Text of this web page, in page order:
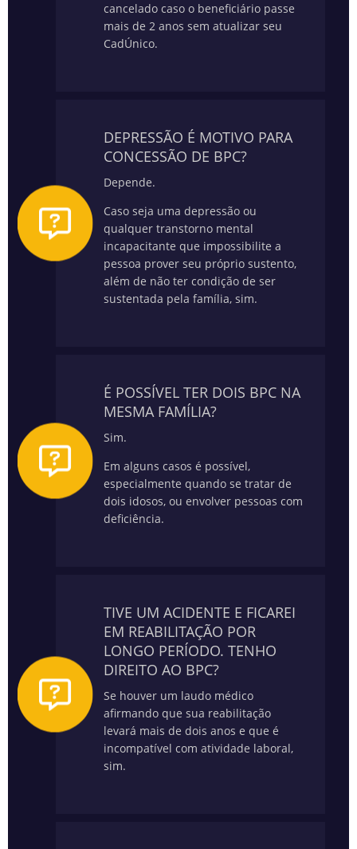
cancelado caso o beneficiário passe
mais de 2 anos sem atualizar seu
CadÚnico.
DEPRESSÃO É MOTIVO PARA
CONCESSÃO DE BPC?
Depende.
Caso seja uma depressão ou
qualquer transtorno mental
incapacitante que impossibilite a
pessoa prover seu próprio sustento,
além de não ter condição de ser
sustentada pela família, sim.
É POSSÍVEL TER DOIS BPC NA
MESMA FAMÍLIA?
Sim.
Em alguns casos é possível,
especialmente quando se tratar de
dois idosos, ou envolver pessoas com
deficiência.
TIVE UM ACIDENTE E FICAREI
EM REABILITAÇÃO POR
LONGO PERÍODO. TENHO
DIREITO AO BPC?
Se houver um laudo médico
afirmando que sua reabilitação
levará mais de dois anos e que é
incompatível com atividade laboral,
sim.